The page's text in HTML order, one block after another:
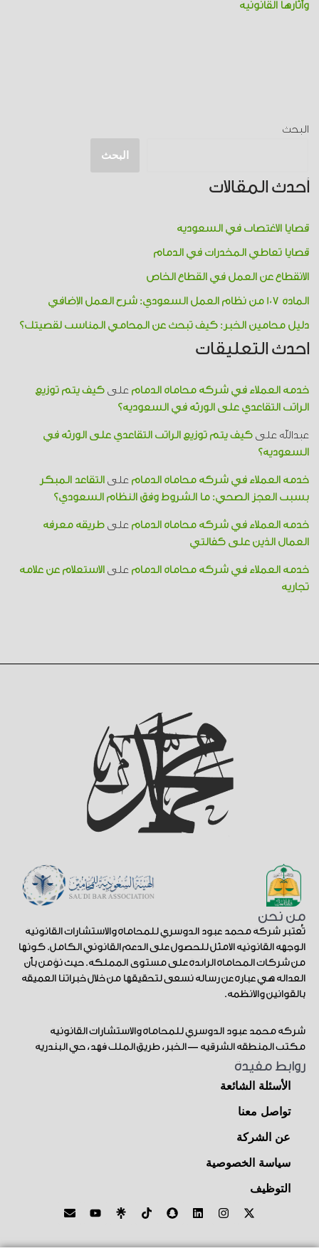
وآثارها القانونية
البحث
البحث
أحدث المقالات
قضايا الاغتصاب في السعودية
قضايا تعاطي المخدرات​ في الدمام
الانقطاع عن العمل في القطاع الخاص
المادة 107 من نظام العمل السعودي: شرح العمل الإضافي
دليل محامين الخبر: كيف تبحث عن المحامي المناسب لقضيتك؟
احدث التعليقات
خدمة العملاء في شركة محاماة الدمام علىكيف يتم توزيع
الراتب التقاعدي على الورثة في السعودية؟
عبدالله علىكيف يتم توزيع الراتب التقاعدي على الورثة في
السعودية؟
خدمة العملاء في شركة محاماة الدمام على التقاعد المبكر
بسبب العجز الصحي: ما الشروط وفق النظام السعودي؟
خدمة العملاء في شركة محاماة الدمام علىطريقة معرفة
العمال الذين على كفالتي
خدمة العملاء في شركة محاماة الدمام على الاستعلام عن علامة
تجارية
من نحن
تُعتبر شركة محمد عبود الدوسري للمحاماة والاستشارات القانونية
الوجهة القانونية الأمثل للحصول على الدعم القانوني الكامل. كونها
من شركات المحاماة الرائدة على مستوى المملكة. حيث نؤمن بأن
العدالة هي عبارة عن رسالة نسعى لتحقيقها من خلال خبراتنا العميقة
بالقوانين والأنظمة.
شركة محمد عبود الدوسري للمحاماة والاستشارات القانونية
مكتب المنطقة الشرقية — الخبر، طريق الملك فهد، حي البندرية
روابط مفيدة
الأسئلة الشائعة
تواصل معنا
عن الشركة
سياسة الخصوصية
التوظيف